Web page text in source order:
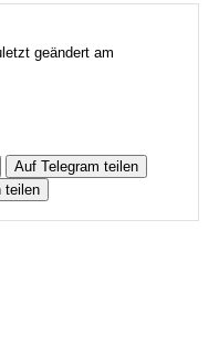
geändert am
Auf Telegram teilen
teilen